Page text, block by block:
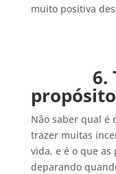
muito positiva
6.
propósito
Não saber qual é
trazer muitas
vida, e é o que as
deparando